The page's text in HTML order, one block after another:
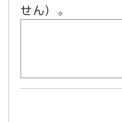
せん）。